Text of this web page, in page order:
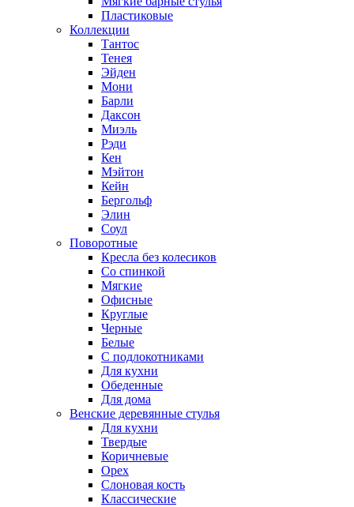
Пластиковые
Коллекции
Тантос
Тенея
Эйден
Мони
Барли
Даксон
Миэль
Рэди
Кен
Мэйтон
Кейн
Бергольф
Элин
Соул
Поворотные
Кресла без колесиков
Со спинкой
Мягкие
Офисные
Круглые
Черные
Белые
С подлокотниками
Для кухни
Обеденные
Для дома
Венские деревянные стулья
Для кухни
Твердые
Коричневые
Орех
Слоновая кость
Классические